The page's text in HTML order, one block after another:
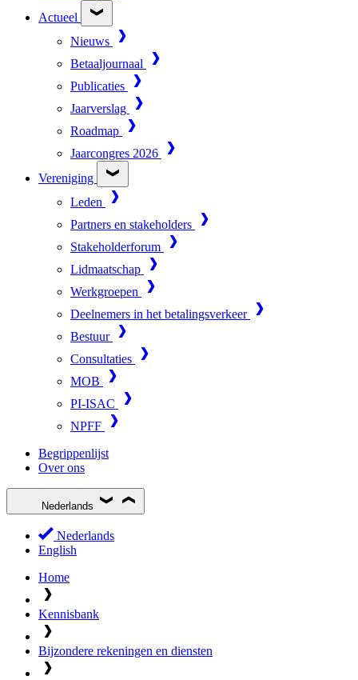
Actueel
Nieuws
Betaaljournaal
Publicaties
Jaarverslag
Roadmap
Jaarcongres 2026
Vereniging
Leden
Partners en stakeholders
Stakeholderforum
Lidmaatschap
Werkgroepen
Deelnemers in het betalingsverkeer
Bestuur
Consultaties
MOB
PI-ISAC
NPFF
Begrippenlijst
Over ons
Nederlands
Nederlands
English
Home
Kennisbank
Bijzondere rekeningen en diensten